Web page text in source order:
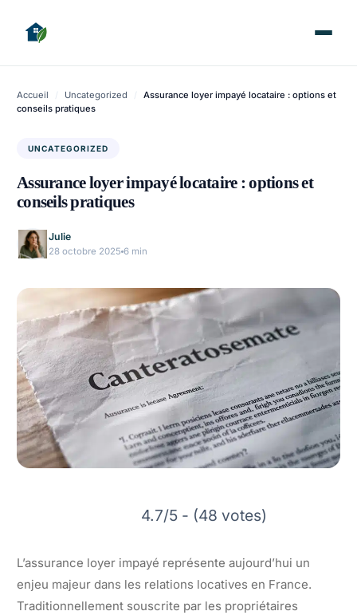
Accueil / Uncategorized /
Assurance loyer impayé locataire : options et
conseils pratiques
UNCATEGORIZED
Assurance loyer impayé locataire : options et
conseils pratiques
Julie
28 octobre 2025 6 min
4.7/5 - (48 votes)
L’assurance loyer impayé représente aujourd’hui un
enjeu majeur dans les relations locatives en France.
Traditionnellement souscrite par les propriétaires